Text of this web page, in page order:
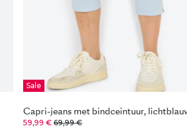
Sale
Capri-jeans met bindceintuur,
59,99 € 69,99 €